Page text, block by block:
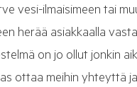
vesi-ilmaisimeen tai
herää asiakkaalla
on jo ollut jonkin
ottaa meihin yhteyttä